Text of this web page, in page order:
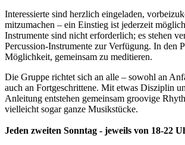
Interessierte sind herzlich eingeladen,
mitzumachen – ein Einstieg ist jederzeit
Instrumente sind nicht erforderlich; es stehen
Percussion-Instrumente zur Verfügung. In den
Möglichkeit, gemeinsam zu meditieren.
Die Gruppe richtet sich an alle – sowohl an
auch an Fortgeschrittene. Mit etwas Disziplin
Anleitung entstehen gemeinsam groovige
vielleicht sogar ganze Musikstücke.
Jeden zweiten Sonntag - jeweils von 18-22